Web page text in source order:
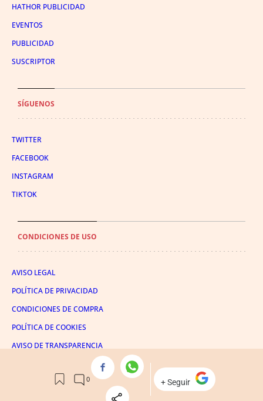
HATHOR PUBLICIDAD
EVENTOS
PUBLICIDAD
SUSCRIPTOR
SÍGUENOS
TWITTER
FACEBOOK
INSTAGRAM
TIKTOK
CONDICIONES DE USO
AVISO LEGAL
POLÍTICA DE PRIVACIDAD
CONDICIONES DE COMPRA
POLÍTICA DE COOKIES
AVISO DE TRANSPARENCIA
ADMINISTRACIÓN UTIQ